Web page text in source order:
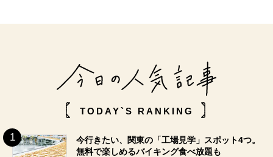
TODAY`S RANKING
今行きたい、関東の「工場見学」スポット4つ。
無料で楽しめるバイキング食べ放題も